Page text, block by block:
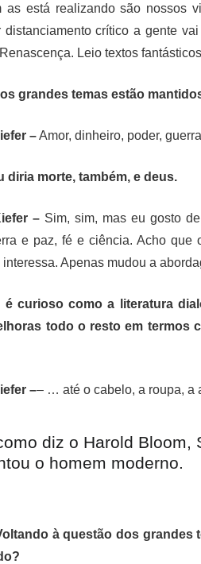
as está realizando são nossos
distanciamento crítico a gente
Leio textos
grandes temas estão
–Amor, dinheiro, poder,
diria morte, também, e deus.
– Sim, sim, mas eu gosto
e paz, fé e ciência. Acho que
Apenas mudou a
é curioso como a literatura
todo o resto em termos
–– … até o cabelo, a roupa, a
diz o Harold Bloom,
o homem moderno.
à questão dos grandes